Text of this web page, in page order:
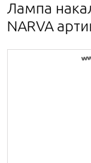
Лампа
NARVA